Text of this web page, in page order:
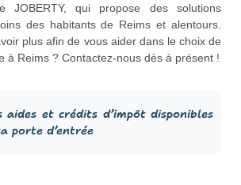
JOBERTY, qui propose des solutions
des habitants de Reims et alentours.
plus afin de vous aider dans le choix de
à Reims ? Contactez-nous dès à présent !
aides et crédits d’impôt disponibles
porte d’entrée